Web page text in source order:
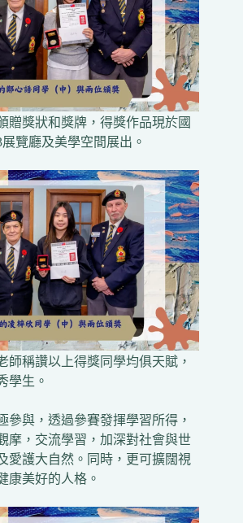
贈獎狀和獎牌，得獎作品現於國
覽廳及美學空間展出。
師稱讚以上得獎同學均俱天賦，
學生。
參與，透過參賽發揮學習所得，
摩，交流學習，加深對社會與世
愛護大自然。同時，更可擴闊視
康美好的人格。